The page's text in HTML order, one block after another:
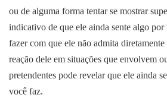
ou de alguma forma tentar se mostrar
indicativo de que ele ainda sente algo
fazer com que ele não admita diretamente
reação dele em situações que envolvem
pretendentes pode revelar que ele ainda
você faz.